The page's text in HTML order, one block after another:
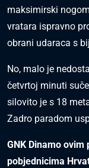
maksimirski
vratara ispravno
obrani udaraca s
No, malo je
četvrtoj minuti
silovito je s 18
Zadro paradom
GNK Dinamo
pobjednicima